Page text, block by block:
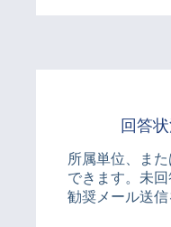
回答
所属単位、ま
できます。未
勧奨メール送信